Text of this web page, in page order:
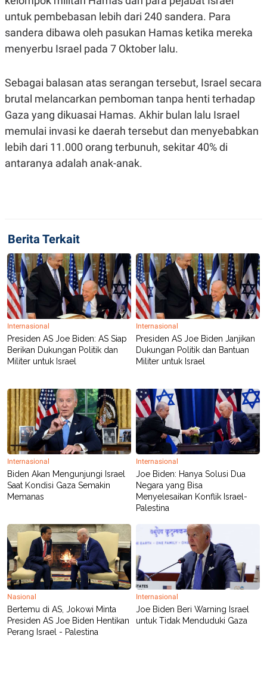
S
A
T
D
T
A
G
E
S
O
N
T
A
T
V
I
P
S
U
A
A
C
A
D
E
M
Y
S
E
L
E
A
S
E
.
I
D
L
A
G
A
N
A
N
C
E
T
A
K
K
I
R
J
A
E
M
I
T
E
N
E
P
R
A
D
R
T
I
S
I
N
G
K
G
M
E
untuk pembebasan lebih dari 240 sandera. Para
sandera dibawa oleh pasukan Hamas ketika mereka
menyerbu Israel pada 7 Oktober lalu.
Sebagai balasan atas serangan tersebut, Israel secara
brutal melancarkan pemboman tanpa henti terhadap
Gaza yang dikuasai Hamas. Akhir bulan lalu Israel
memulai invasi ke daerah tersebut dan menyebabkan
lebih dari 11.000 orang terbunuh, sekitar 40% di
antaranya adalah anak-anak.
Berita Terkait
Internasional
Presiden AS Joe Biden: AS Siap
Berikan Dukungan Politik dan
Militer untuk Israel
Internasional
Presiden AS Joe Biden Janjikan
Dukungan Politik dan Bantuan
Militer untuk Israel
Internasional
Biden Akan Mengunjungi Israel
Saat Kondisi Gaza Semakin
Memanas
Internasional
Joe Biden: Hanya Solusi Dua
Negara yang Bisa
Menyelesaikan Konflik Israel-
Palestina
Nasional
Bertemu di AS, Jokowi Minta
Presiden AS Joe Biden Hentikan
Perang Israel - Palestina
Internasional
Joe Biden Beri Warning Israel
untuk Tidak Menduduki Gaza